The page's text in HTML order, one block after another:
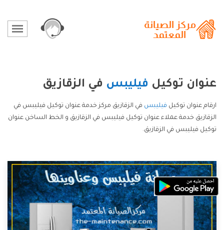
عنوان توكيل فيليبس في الزقازيق
ارقام عنوان توكيل فيليبس في الزقازيق مركز خدمة عنوان توكيل فيليبس في
الزقازيق خدمة عملاء عنوان توكيل فيليبس في الزقازيق و الخط الساخن عنوان
توكيل فيليبس في الزقازيق.